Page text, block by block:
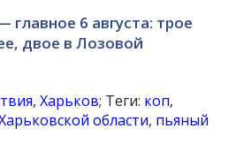
6 августа: трое
двое в Лозовой
,Харьков; Теги: коп,
области, пьяный